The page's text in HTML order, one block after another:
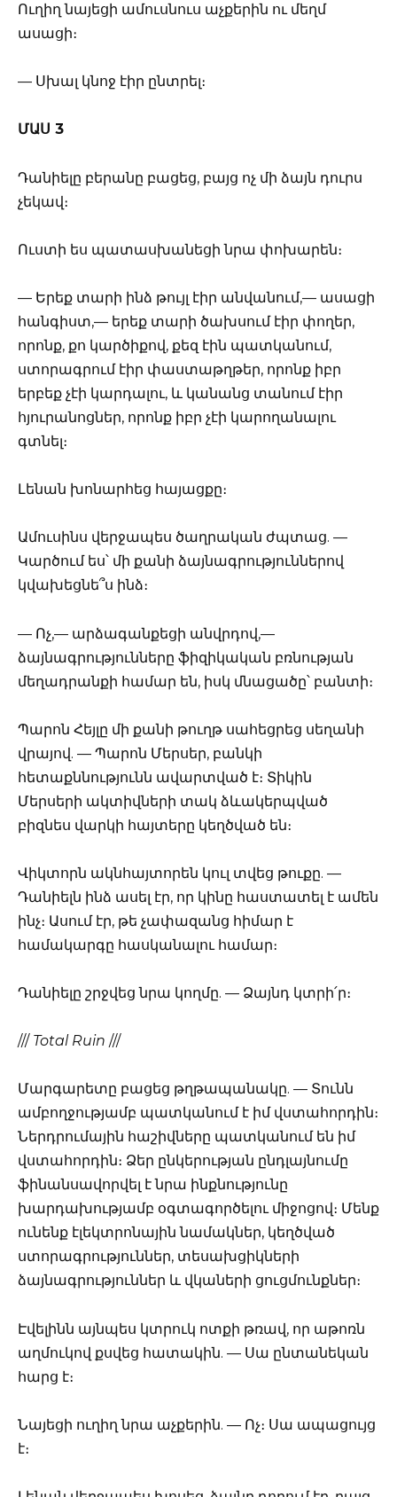
Ուղիղ նայեցի ամուսնուս աչքերին ու մեղմ
ասացի։
— Սխալ կնոջ էիր ընտրել։
ՄԱՍ 3
Դանիելը բերանը բացեց, բայց ոչ մի ձայն դուրս
չեկավ։
Ուստի ես պատասխանեցի նրա փոխարեն։
— Երեք տարի ինձ թույլ էիր անվանում,— ասացի
հանգիստ,— երեք տարի ծախսում էիր փողեր,
որոնք, քո կարծիքով, քեզ էին պատկանում,
ստորագրում էիր փաստաթղթեր, որոնք իբր
երբեք չէի կարդալու, և կանանց տանում էիր
հյուրանոցներ, որոնք իբր չէի կարողանալու
գտնել։
Լենան խոնարհեց հայացքը։
Ամուսինս վերջապես ծաղրական ժպտաց. —
Կարծում ես՝ մի քանի ձայնագրություններով
կվախեցնե՞ս ինձ։
— Ոչ,— արձագանքեցի անվրդով,—
ձայնագրությունները ֆիզիկական բռնության
մեղադրանքի համար են, իսկ մնացածը՝ բանտի։
Պարոն Հեյլը մի քանի թուղթ սահեցրեց սեղանի
վրայով. — Պարոն Մերսեր, բանկի
հետաքննությունն ավարտված է։ Տիկին
Մերսերի ակտիվների տակ ձևակերպված
բիզնես վարկի հայտերը կեղծված են։
Վիկտորն ակնհայտորեն կուլ տվեց թուքը. —
Դանիելն ինձ ասել էր, որ կինը հաստատել է ամեն
ինչ։ Ասում էր, թե չափազանց հիմար է
համակարգը հասկանալու համար։
Դանիելը շրջվեց նրա կողմը. — Ձայնդ կտրի՛ր։
/// Total Ruin ///
Մարգարետը բացեց թղթապանակը. — Տունն
ամբողջությամբ պատկանում է իմ վստահորդին։
Ներդրումային հաշիվները պատկանում են իմ
վստահորդին։ Ձեր ընկերության ընդլայնումը
ֆինանսավորվել է նրա ինքնությունը
խարդախությամբ օգտագործելու միջոցով։ Մենք
ունենք էլեկտրոնային նամակներ, կեղծված
ստորագրություններ, տեսախցիկների
ձայնագրություններ և վկաների ցուցմունքներ։
Էվելինն այնպես կտրուկ ոտքի թռավ, որ աթոռն
աղմուկով քսվեց հատակին. — Սա ընտանեկան
հարց է։
Նայեցի ուղիղ նրա աչքերին. — Ոչ։ Սա ապացույց
է։